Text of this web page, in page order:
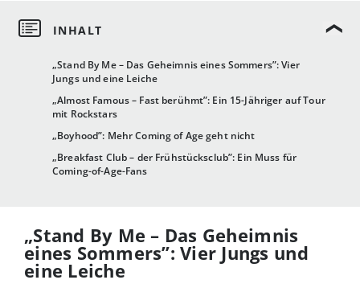
„Stand By Me – Das Geheimnis eines Sommers”: Vier
Jungs und eine Leiche
„Almost Famous – Fast berühmt”: Ein 15-Jähriger auf Tour
mit Rockstars
„Boyhood”: Mehr Coming of Age geht nicht
„Breakfast Club – der Frühstücksclub”: Ein Muss für
Coming-of-Age-Fans
„Stand By Me – Das Geheimnis
eines Sommers”: Vier Jungs und
eine Leiche